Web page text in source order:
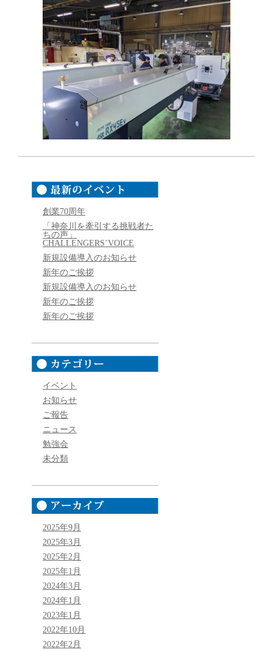
創業70周年
「神奈川を牽引する挑戦者た
ちの声」
CHALLENGERS’VOICE
新規設備導入のお知らせ
新年のご挨拶
新規設備導入のお知らせ
新年のご挨拶
新年のご挨拶
イベント
お知らせ
ご報告
ニュース
勉強会
未分類
2025年9月
2025年3月
2025年2月
2025年1月
2024年3月
2024年1月
2023年1月
2022年10月
2022年2月